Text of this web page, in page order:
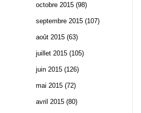
octobre 2015 (98)
septembre 2015 (107)
août 2015 (63)
juillet 2015 (105)
juin 2015 (126)
mai 2015 (72)
avril 2015 (80)